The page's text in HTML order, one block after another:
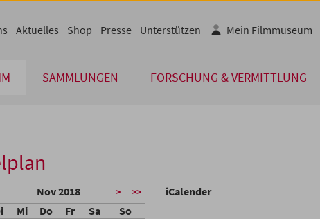
SAMMLUNGEN FORSCHUNG & VERMITTLUNG
Aktuelles Shop Presse Unterstützen Mein Filmmuseum
Nov 2018 > >>
Mi Do Fr Sa So
iCalender